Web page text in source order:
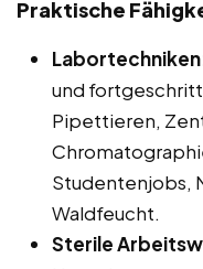
Praktische
und
Pipettieren,
Studentenjobs,
Waldfeucht.
Sterile